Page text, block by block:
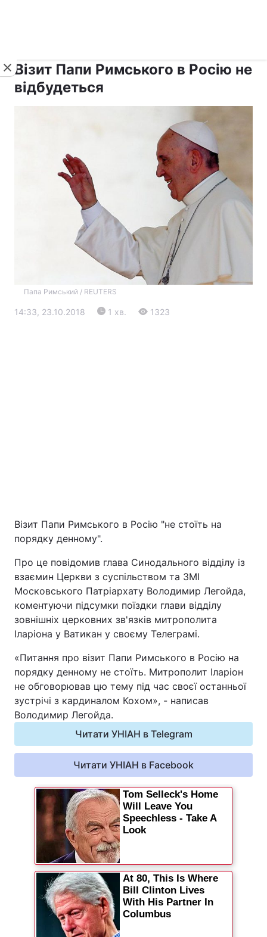
РЕГІОНИ
Київ Львів
Дніпро Харків
Одеса
Спорт Наука
Техно і зв'язок Лайт
Зброя Інциденти
Здоров'я Туризм
Відео з Youtube Статті
Інтерв'ю
Архів Вакансії
Контакти
Візит Папи Римського в Росію не
відбудеться
Папа Римський / REUTERS
14:33, 23.10.2018 1 хв. 1323
Візит Папи Римського в Росію "не стоїть на
порядку денному".
Про це повідомив глава Синодального відділу із
взаємин Церкви з суспільством та ЗМІ
Московського Патріархату Володимир Легойда,
коментуючи підсумки поїздки глави відділу
зовнішніх церковних зв'язків митрополита
Іларіона у Ватикан у своєму Телеграмі.
«Питання про візит Папи Римського в Росію на
порядку денному не стоїть. Митрополит Іларіон
не обговорював цю тему під час своєї останньої
зустрічі з кардиналом Кохом», - написав
Володимир Легойда.
Читати УНІАН в Telegram
Читати УНІАН в Facebook